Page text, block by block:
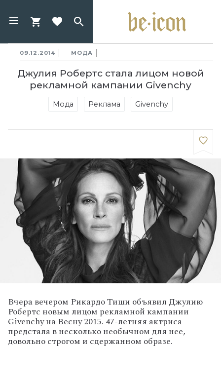
09.12.2014 МОДА
Джулия Робертс стала лицом новой
рекламной кампании Givenchy
Мода Реклама Givenchy
Вчера вечером Рикардо Тиши объявил Джулию
Робертс новым лицом рекламной кампании
Givenchy на Весну 2015. 47-летняя актриса
предстала в несколько необычном для нее,
довольно строгом и сдержанном образе.